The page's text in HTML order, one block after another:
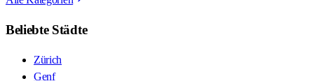
Beliebte Städte
Zürich
Genf